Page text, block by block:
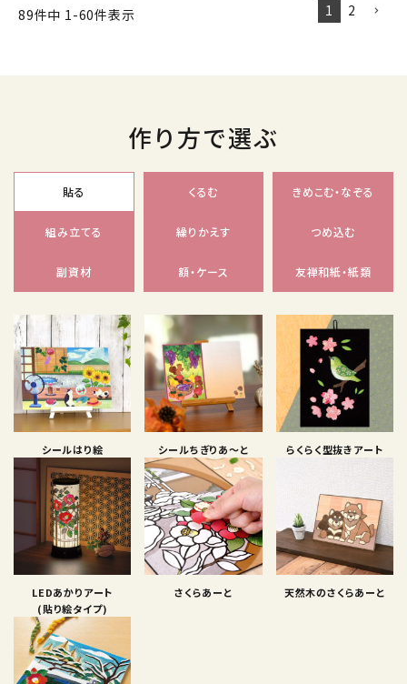
89件中 1 -60件表示 1 2
作り方で選ぶ
貼る くるむ きめこむ・なぞる
組み立てる 繰りかえす つめ込む
副資材 額・ケース 友禅和紙・紙類
シールはり絵 シールちぎりあ〜と らくらく型抜きアート
LEDあかりアート
(貼り絵タイプ)
さくらあーと 天然木のさくらあーと